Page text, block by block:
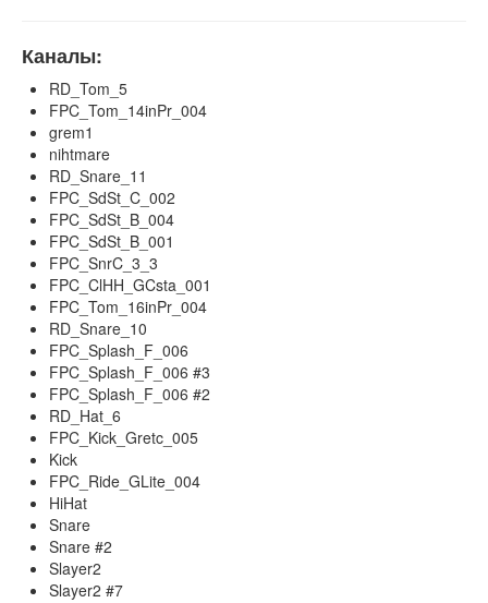
Каналы:
RD_Tom_5
FPC_Tom_14inPr_004
grem1
nihtmare
RD_Snare_11
FPC_SdSt_C_002
FPC_SdSt_B_004
FPC_SdSt_B_001
FPC_SnrC_3_3
FPC_ClHH_GCsta_001
FPC_Tom_16inPr_004
RD_Snare_10
FPC_Splash_F_006
FPC_Splash_F_006 #3
FPC_Splash_F_006 #2
RD_Hat_6
FPC_Kick_Gretc_005
Kick
FPC_Ride_GLite_004
HiHat
Snare
Snare #2
Slayer2
Slayer2 #7